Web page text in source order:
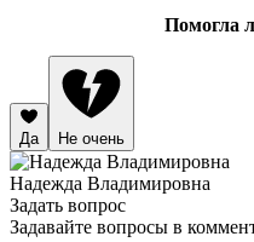
Помогла
Да Не очень
Надежда Владимировна
Задать вопрос
Задавайте вопросы в